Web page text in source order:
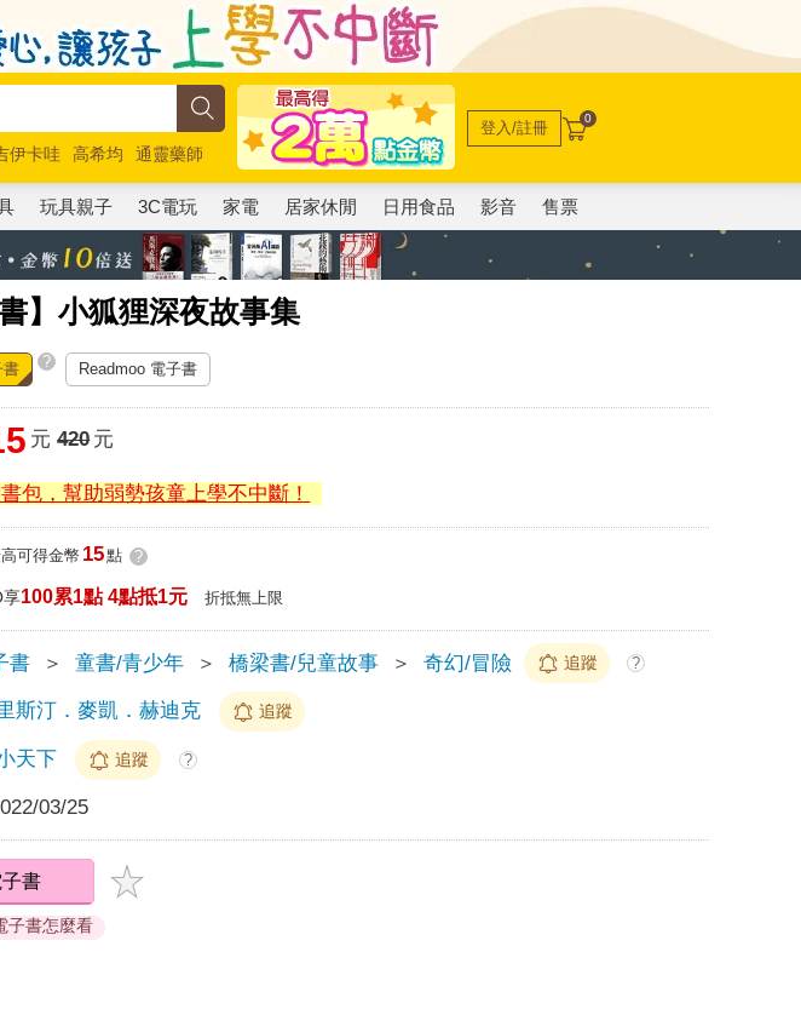
伊卡哇 高希均
通靈藥師
慢跑
登入/註冊 0
玩具親子 3C電玩 家電 居家休閒 日用食品 影音 售票
書】小狐狸深夜故事集
書 ? Readmoo 電子書
元 420元
包，幫助弱勢孩童上學不中斷！
可得金幣 15點 ?
享100累1點 4點抵1元 折抵無上限
書 ＞ 童書/青少年 ＞ 橋梁書/兒童故事 ＞ 奇幻/冒險 追蹤 ?
斯汀．麥凱．赫迪克 追蹤
天下 追蹤 ?
03/25
書
子書怎麼看